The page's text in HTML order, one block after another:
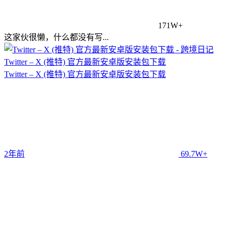
171W+
这家伙很懒，什么都没有写...
Twitter – X (推特) 官方最新安卓版安装包下载
Twitter – X (推特) 官方最新安卓版安装包下载
2年前 69.7W+